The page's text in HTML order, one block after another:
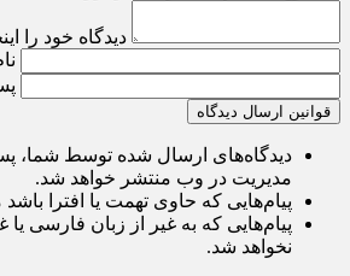
دیدگاه خود را
قوانین ارسال دیدگاه
دیدگاه‌های ارسال شده توسط شما،
مدیریت در وب منتشر خواهد شد.
پیام‌هایی که حاوی تهمت یا افترا
پیام‌هایی که به غیر از زبان فارسی
نخواهد شد.